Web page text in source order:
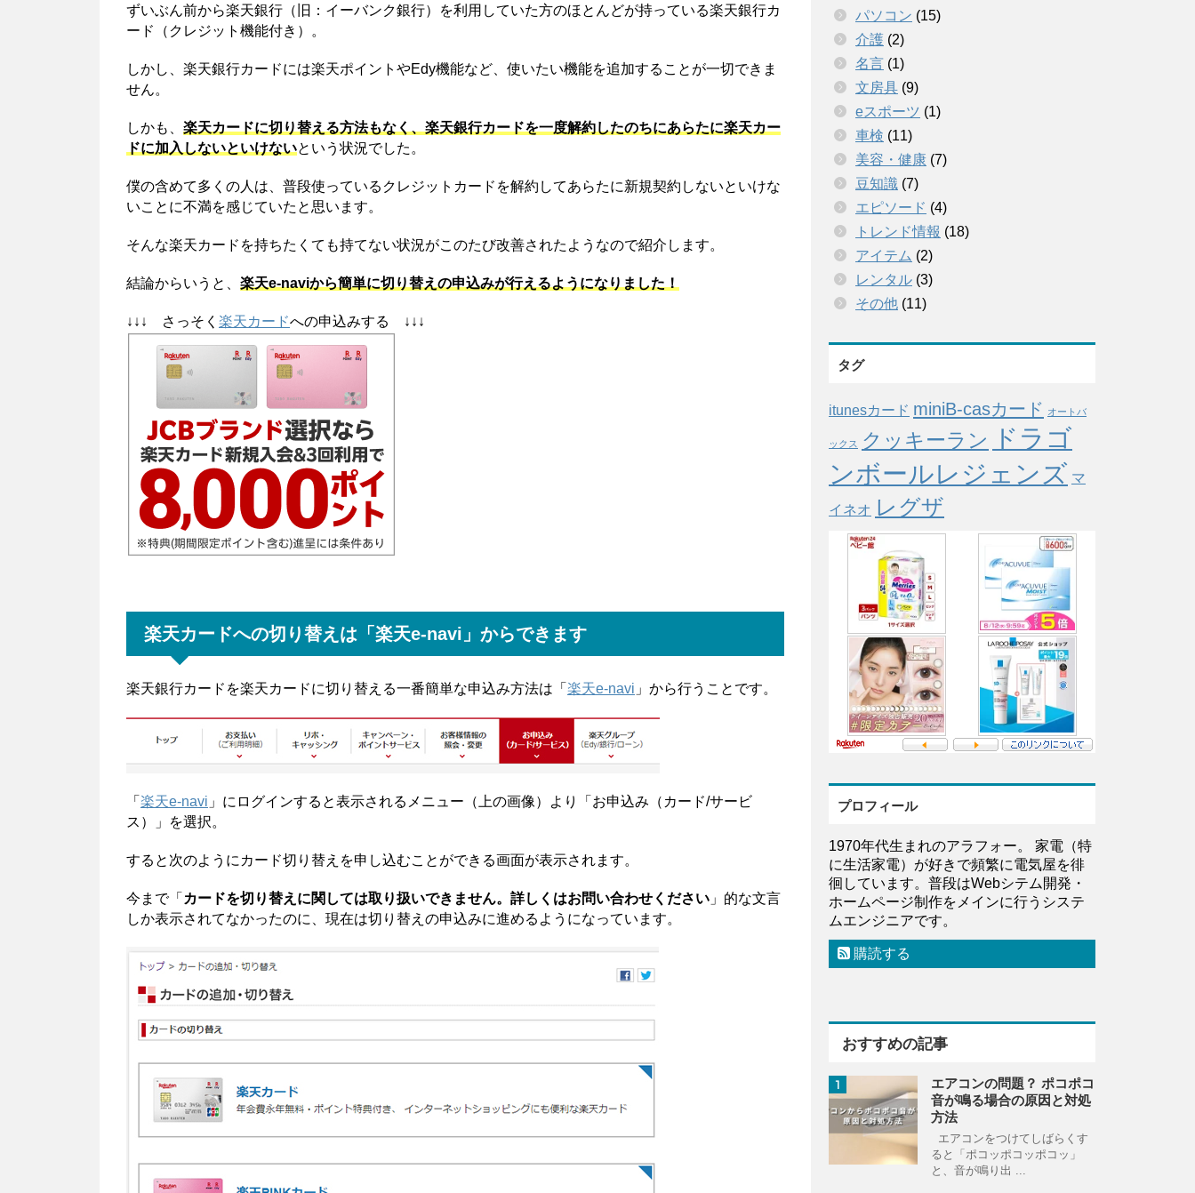
ずいぶん前から楽天銀行（旧：イーバンク銀行）を利用していた方のほとんどが持っている楽天銀行カ
ード（クレジット機能付き）。
しかし、楽天銀行カードには楽天ポイントやEdy機能など、使いたい機能を追加することが一切できま
せん。
しかも、 楽天カードに切り替える方法もなく、楽天銀行カードを一度解約したのちにあらたに楽天カー
ドに加入しないといけないという状況でした。
僕の含めて多くの人は、普段使っているクレジットカードを解約してあらたに新規契約しないといけな
いことに不満を感じていたと思います。
そんな楽天カードを持ちたくても持てない状況がこのたび改善されたようなので紹介します。
結論からいうと、 楽天e-naviから簡単に切り替えの申込みが行えるようになりました！
↓↓↓ さっそく 楽天カードへの申込みする ↓↓↓
楽天カードへの切り替えは「楽天e-navi」からできます
楽天銀行カードを楽天カードに切り替える一番簡単な申込み方法は「楽天e-navi 」から行うことです。
「楽天e-navi 」にログインすると表示されるメニュー（上の画像）より「お申込み（カード/サービ
ス）」を選択。
すると次のようにカード切り替えを申し込むことができる画面が表示されます。
今まで「カードを切り替えに関しては取り扱いできません。詳しくはお問い合わせください 」的な文言
しか表示されてなかったのに、現在は切り替えの申込みに進めるようになっています。
パソコン (15)
介護 (2)
名言 (1)
文房具 (9)
eスポーツ (1)
車検 (11)
美容・健康 (7)
豆知識 (7)
エピソード (4)
トレンド情報 (18)
アイテム (2)
レンタル (3)
その他 (11)
タグ
itunesカード miniB-casカード オートバ
ックス クッキーラン
ドラゴ
ンボールレジェンズ マ
イネオ レグザ
プロフィール
1970年代生まれのアラフォー。 家電（特
に生活家電）が好きで頻繁に電気屋を徘
徊しています。普段はWebシテム開発・
ホームページ制作をメインに行うシステ
ムエンジニアです。
購読する
おすすめの記事
1
エアコンの問題？ ポコポコ
音が鳴る場合の原因と対処
方法
エアコンをつけてしばらくす
ると「ポコッポコッポコッ」
と、音が鳴り出 ...